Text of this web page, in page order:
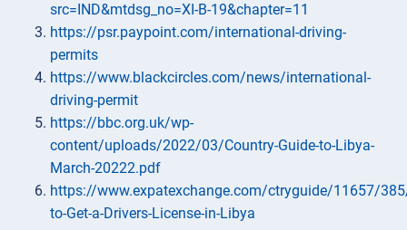
src=IND&mtdsg_no=XI-B-19&chapter=11
https://psr.paypoint.com/international-driving-
permits
https://www.blackcircles.com/news/international-
driving-permit
https://bbc.org.uk/wp-
content/uploads/2022/03/Country-Guide-to-Libya-
March-20222.pdf
https://www.expatexchange.com/ctryguide/11657/
to-Get-a-Drivers-License-in-Libya